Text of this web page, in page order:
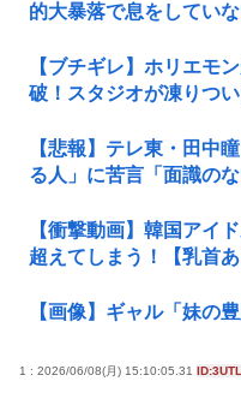
的大暴落で息をしてい
【ブチギレ】ホリエモ
破！スタジオが凍りつ
【悲報】テレ東・田中
る人」に苦言「面識の
【衝撃動画】韓国アイ
超えてしまう！【乳首あ
【画像】ギャル「妹の
1 : 2026/06/08(月) 15:10:05.31